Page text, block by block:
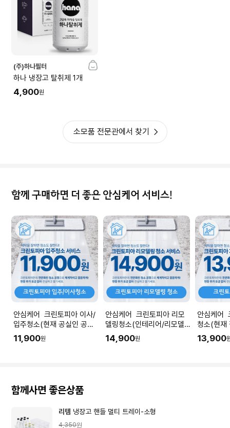
(주)하나필터
하나 냉장고 탈취제 1개
4,900원
소모품 전문관에서 찾기
함께 구매하면 더 좋은 안심케어 서비스!
안심케어 크린토피아 이사/
입주청소(현재 공실인 공간
청소) I 공간 평수에 맞춰 수
량을 입력해주세요.
11,900원
안심케어 크린토피아 리모
델링청소(인테리어/리모델
링 공사 직후) I 공간 평수에
맞춰 수량을 입력해주세요.
14,900원
안심케어
청소(현재
소) I 공간
을 입력해
13,900
함께사면 좋은상품
리템 냉장고 핸들 멀티 트레이-소형
4,350원